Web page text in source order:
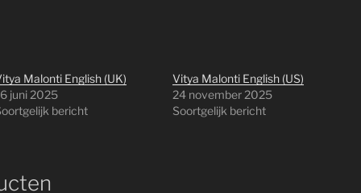
Malonti English (UK)
juni 2025
bericht
Vitya Malonti English (US)
24 november 2025
Soortgelijk bericht